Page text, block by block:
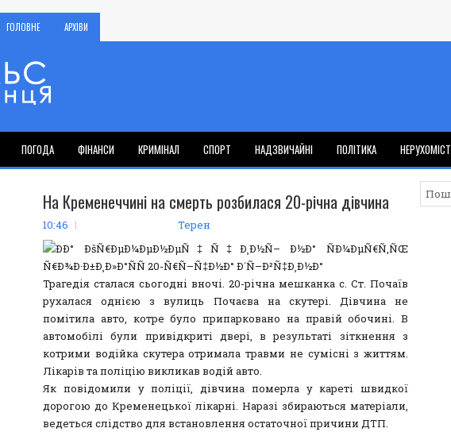
ГОЛОВНЕ АРХІВИ
ПОГОДА ФІНАНСИ КРИМІНАЛ СПОРТ НАДЗВИЧАЙНІ ПОЛІТИКА
На Кременеччині на смерть розбилася 20-річна дівчина
10:46 Терен
Трагедія сталася сьогодні вночі. 20-річна мешканка с. Ст. Почаїв
рухалася однією з вулиць Почаєва на скутері. Дівчина не
помітила авто, котре було припарковано на правій обочині. В
автомобілі були привідкриті двері, в результаті зіткнення з
котрими водійка скутера отримала травми не сумісні з життям.
Лікарів та поліцію викликав водій авто.
Як повідомили у поліції, дівчина померла у кареті швидкої
дорогою до Кременецької лікарні. Наразі збираються матеріали,
ведеться слідство для встановлення остаточної причини ДТП.